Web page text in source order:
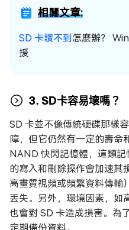
相關文章:
SD 卡讀不到 怎麽辦？
援
3. SD卡容易壞嗎？
SD 卡並不像傳統硬碟那樣
障，但它仍然有一定的壽命
NAND 快閃記憶體，這類
的寫入和刪除操作會加速其
高畫質視頻或頻繁資料傳輸
丟失。另外，環境因素，如
也會對 SD 卡造成損害。為